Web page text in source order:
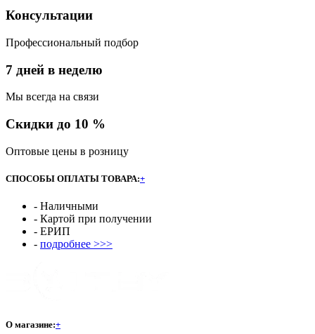
Консультации
Профессиональный подбор
7 дней в неделю
Мы всегда на связи
Скидки до 10 %
Оптовые цены в розницу
СПОСОБЫ ОПЛАТЫ ТОВАРА:+
- Наличными
- Картой при получении
- ЕРИП
- подробнее >>>
О магазине:+